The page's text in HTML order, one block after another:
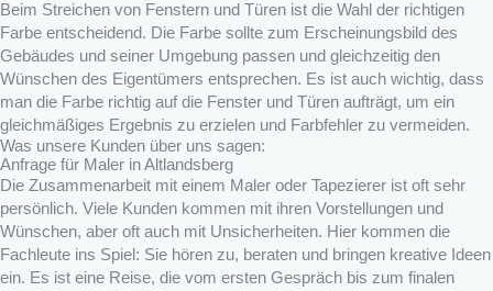
Beim Streichen von Fenstern und Türen ist die Wahl der richtigen
Farbe entscheidend. Die Farbe sollte zum Erscheinungsbild des
Gebäudes und seiner Umgebung passen und gleichzeitig den
Wünschen des Eigentümers entsprechen. Es ist auch wichtig, dass
man die Farbe richtig auf die Fenster und Türen aufträgt, um ein
gleichmäßiges Ergebnis zu erzielen und Farbfehler zu vermeiden.
Was unsere Kunden über uns sagen:
Anfrage für Maler in Altlandsberg
Die Zusammenarbeit mit einem Maler oder Tapezierer ist oft sehr
persönlich. Viele Kunden kommen mit ihren Vorstellungen und
Wünschen, aber oft auch mit Unsicherheiten. Hier kommen die
Fachleute ins Spiel: Sie hören zu, beraten und bringen kreative Ideen
ein. Es ist eine Reise, die vom ersten Gespräch bis zum finalen